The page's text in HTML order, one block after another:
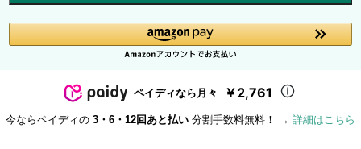
ペイディなら月々 ￥2,761
今ならペイディの 3・6・12回あと払い 分割手数料無料！ → 詳細はこちら